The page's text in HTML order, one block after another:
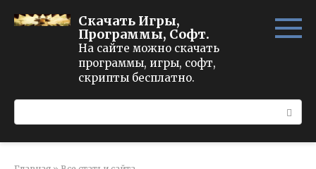
Скачать Игры,
Программы, Софт.
На сайте можно скачать
программы, игры, софт,
скрипты бесплатно.